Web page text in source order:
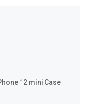
12 mini Case